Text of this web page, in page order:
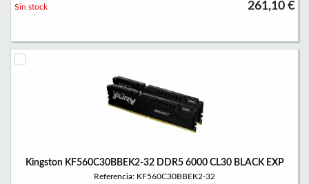
261,10 €
Sin stock
Kingston KF560C30BBEK2-32 DDR5 6000 CL30 BLACK EXP
Referencia: KF560C30BBEK2-32